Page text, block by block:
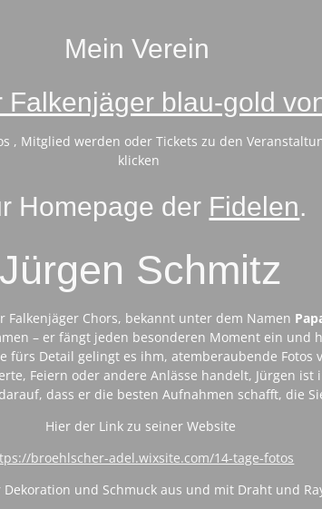
Mein Verein
Falkenjäger blau-gold
, Mitglied werden oder Tickets zu den
klicken
Homepage der Fidelen.
Jürgen Schmitz
Falkenjäger Chors, bekannt unter dem Namen
– er fängt jeden besonderen Moment ein und
fürs Detail gelingt es ihm, atemberaubende Fotos
Feiern oder andere Anlässe handelt, Jürgen
dass er die besten Aufnahmen schafft, die
Hier der Link zu seiner Website
broehlscher-adel.wixsite.com/14-tage-fotos
und Schmuck aus und mit Draht und